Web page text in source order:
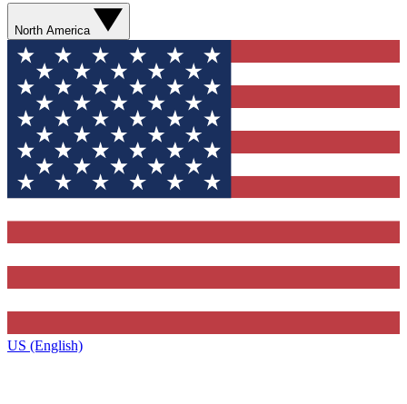
North America
US (English)